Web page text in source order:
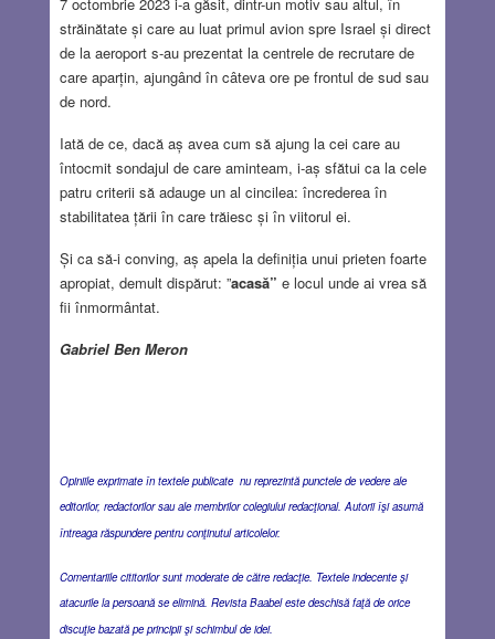
străinătate și care au luat primul avion spre Israel și direct
de la aeroport s-au prezentat la centrele de recrutare de
care aparțin, ajungând în câteva ore pe frontul de sud sau
de nord.
Iată de ce, dacă aș avea cum să ajung la cei care au
întocmit sondajul de care aminteam, i-aș sfătui ca la cele
patru criterii să adauge un al cincilea: încrederea în
stabilitatea țării în care trăiesc și în viitorul ei.
Și ca să-i conving, aș apela la definiția unui prieten foarte
apropiat, demult dispărut: ”acasă” e locul unde ai vrea să
fii înmormântat.
Gabriel Ben Meron
Opiniile exprimate în textele publicate nu reprezintă punctele de vedere ale
editorilor, redactorilor sau ale membrilor colegiului redacţional. Autorii îşi asumă
întreaga răspundere pentru conţinutul articolelor.
Comentariile cititorilor sunt moderate de către redacţie. Textele indecente şi
atacurile la persoană se elimină. Revista Baabel este deschisă faţă de orice
discuţie bazată pe principii şi schimbul de idei.